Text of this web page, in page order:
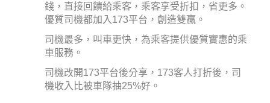
錢，直接回饋給乘客，乘客享受折扣，省更多。
優質司機都加入173平台，創造雙贏。
司機最多，叫車更快，為乘客提供優質實惠的乘
車服務。
司機改開173平台後分享，173客人打折後，司
機收入比被車隊抽25%好。